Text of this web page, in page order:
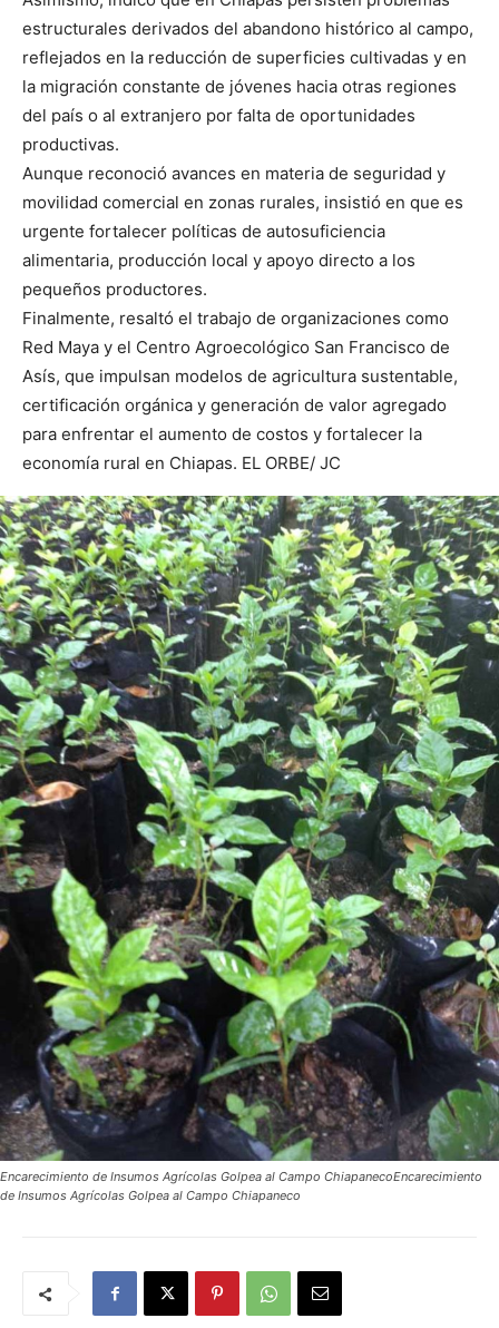
estructurales derivados del abandono histórico al campo,
reflejados en la reducción de superficies cultivadas y en
la migración constante de jóvenes hacia otras regiones
del país o al extranjero por falta de oportunidades
productivas.
Aunque reconoció avances en materia de seguridad y
movilidad comercial en zonas rurales, insistió en que es
urgente fortalecer políticas de autosuficiencia
alimentaria, producción local y apoyo directo a los
pequeños productores.
Finalmente, resaltó el trabajo de organizaciones como
Red Maya y el Centro Agroecológico San Francisco de
Asís, que impulsan modelos de agricultura sustentable,
certificación orgánica y generación de valor agregado
para enfrentar el aumento de costos y fortalecer la
economía rural en Chiapas. EL ORBE/ JC
Encarecimiento de Insumos Agrícolas Golpea al Campo ChiapanecoEncarecimiento
de Insumos Agrícolas Golpea al Campo Chiapaneco